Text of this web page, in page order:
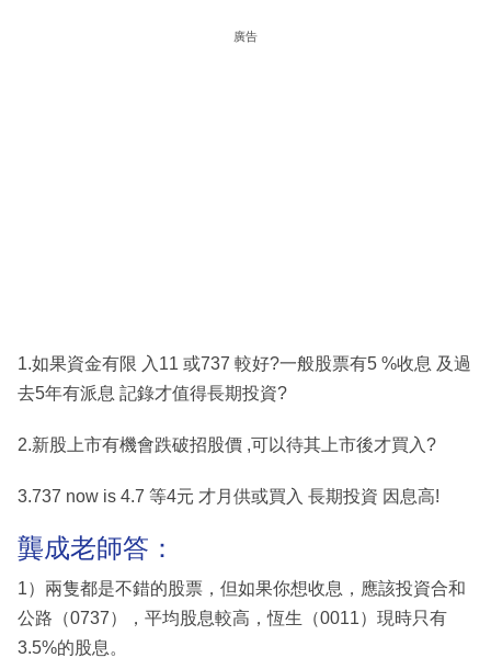
廣告
1.如果資金有限 入11 或737 較好?一般股票有5 %收息 及過
去5年有派息 記錄才值得長期投資?
2.新股上市有機會跌破招股價 ,可以待其上市後才買入?
3.737 now is 4.7 等4元 才月供或買入 長期投資 因息高!
龔成老師答：
1）兩隻都是不錯的股票，但如果你想收息，應該投資合和
公路（0737），平均股息較高，恆生（0011）現時只有
3.5%的股息。